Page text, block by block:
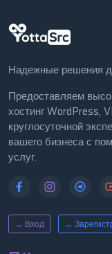
Надежные решения
Предоставляем
хостинг WordPress,
круглосуточной
вашего бизнеса с
услуг.
→ Вход →